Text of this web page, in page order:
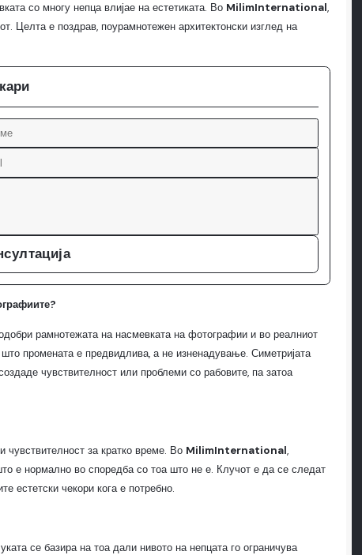
со многу непца влијае на естетиката. Во MilimInternational,
Целта е поздрав, поурамнотежен архитектонски изглед на
рамнотежата на насмевката на фотографии и во реалниот
промената е предвидлива, а не изненадување. Симетријата
чувствителност или проблеми со рабовите, па затоа
чувствителност за кратко време. Во MilimInternational,
е нормално во споредба со тоа што не е. Клучот е да се следат
естетски чекори кога е потребно.
се базира на тоа дали нивото на непцата го ограничува